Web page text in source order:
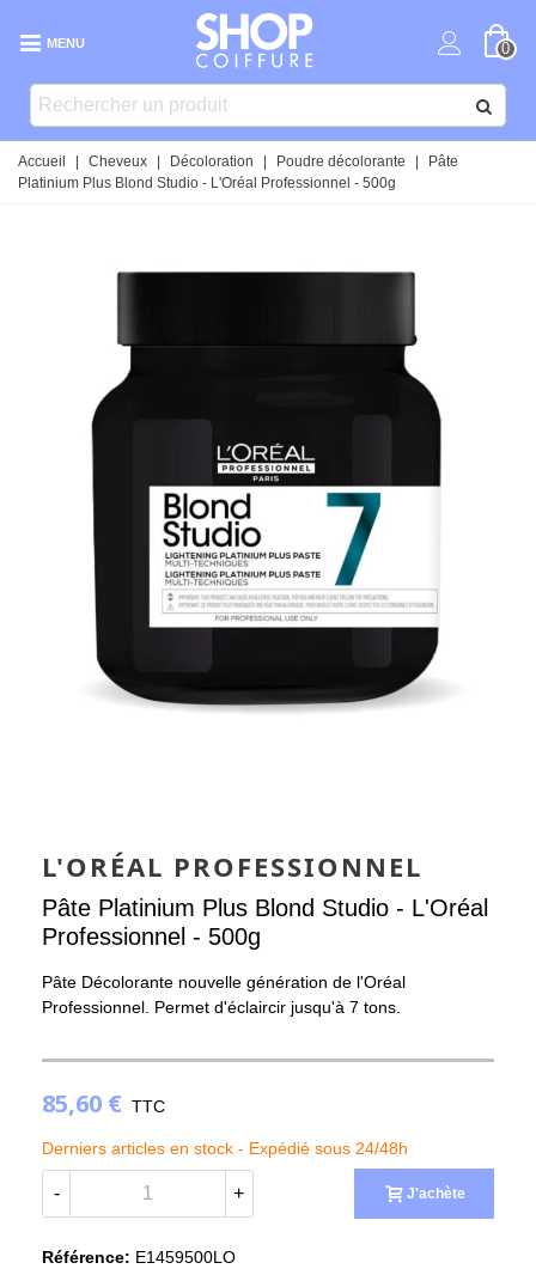
MENU 0
Accueil Cheveux Décoloration Poudre décolorante
Pâte
Platinium Plus Blond Studio - L'Oréal Professionnel - 500g
L'ORÉAL PROFESSIONNEL
Pâte Platinium Plus Blond Studio - L'Oréal
Professionnel - 500g
Pâte Décolorante nouvelle génération de l'Oréal
Professionnel. Permet d'éclaircir jusqu'à 7 tons.
85,60 € TTC
Derniers articles en stock - Expédié sous 24/48h
- + J'achète
Référence: E1459500LO